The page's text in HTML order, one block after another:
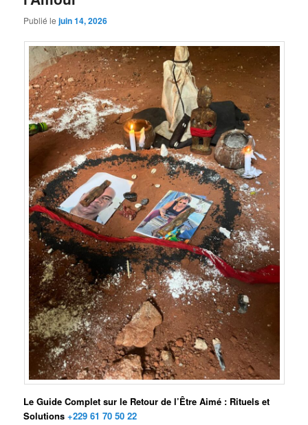
Publié lejuin 14, 2026
Le Guide Complet sur le Retour de l’Être Aimé : Rituels et
Solutions+229 61 70 50 22